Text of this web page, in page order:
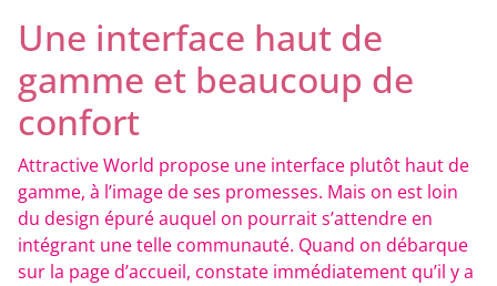
Une interface haut de
gamme et beaucoup de
confort
Attractive World propose une interface plutôt haut de
gamme, à l’image de ses promesses. Mais on est loin
du design épuré auquel on pourrait s’attendre en
intégrant une telle communauté. Quand on débarque
sur la page d’accueil, constate immédiatement qu’il y a